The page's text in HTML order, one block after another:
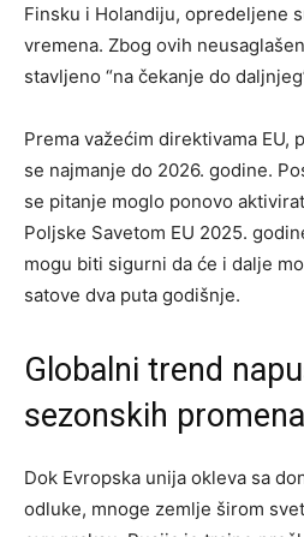
Finsku i Holandiju, opredeljene
vremena. Zbog ovih
stavljeno “na čekanje do
Prema važećim direktivama EU,
se najmanje do 2026. godine.
se pitanje moglo ponovo
Poljske Savetom EU 2025.
mogu biti sigurni da će i dalje
satove dva puta godišnje.
Globalni trend
sezonskih promena
Dok Evropska unija okleva sa
odluke, mnoge zemlje širom